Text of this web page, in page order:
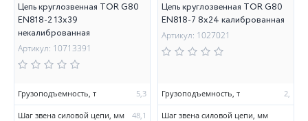
Цепь круглозвенная TOR G80
EN818-2 13х39
некалиброванная
Артикул: 10713391
Грузоподъемность, т 5,3
Шаг звена силовой цепи, мм 48,1
Цепь круглозвенная TOR G80
EN818-7 8х24 калиброванная
Артикул: 1027021
Грузоподъемность, т 2,
Шаг звена силовой цепи, мм